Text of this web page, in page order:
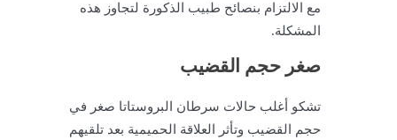
مع الالتزام بنصائح طبيب الذكورة لتجاوز هذه
المشكلة.
صغر حجم القضيب
تشكو أغلب حالات سرطان البروستاتا صغر في
حجم القضيب وتأثر العلاقة الحميمية بعد تلقيهم